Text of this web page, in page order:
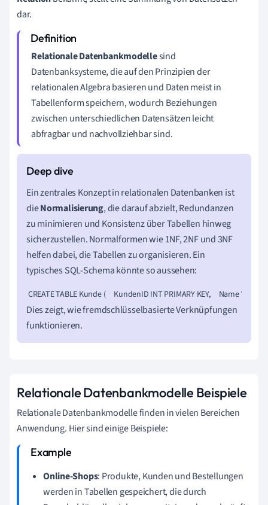
dar.
Relationale Datenbankmodellesind
Datenbanksysteme, die auf den Prinzipien der
relationalen Algebra basieren und Daten meist in
Tabellenform speichern, wodurch Beziehungen
zwischen unterschiedlichen Datensätzen leicht
abfragbar und nachvollziehbar sind.
Ein zentrales Konzept in relationalen Datenbanken ist
dieNormalisierung, die darauf abzielt, Redundanzen
zu minimieren und Konsistenz über Tabellen hinweg
sicherzustellen. Normalformen wie 1NF, 2NF und 3NF
helfen dabei, die Tabellen zu organisieren. Ein
typisches SQL-Schema könnte so aussehen:
CREATE TABLE Kunde (     KundenID INT PRIMARY KEY,     Name
Dies zeigt, wie fremdschlüsselbasierte Verknüpfungen
funktionieren.
Relationale Datenbankmodelle Beispiele
Relationale Datenbankmodelle finden in vielen Bereichen
Anwendung. Hier sind einige Beispiele:
Online-Shops: Produkte, Kunden und Bestellungen
werden in Tabellen gespeichert, die durch